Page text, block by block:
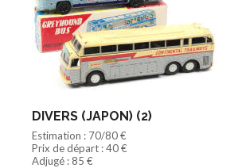
DIVERS (JAPON) (2)
Estimation : 70/80 €
Prix de départ : 40 €
Adjugé : 85 €